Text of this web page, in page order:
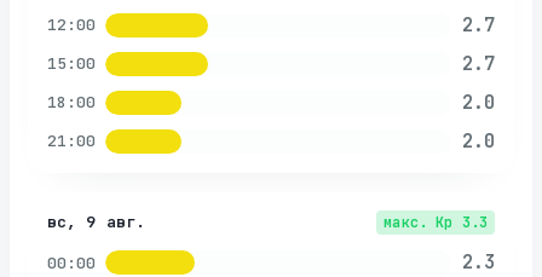
12:00 2.7
15:00 2.7
18:00 2.0
21:00 2.0
вс, 9 авг. макс. Kp 3.3
00:00 2.3